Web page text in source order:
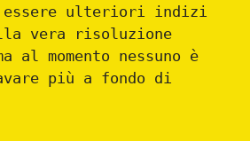
essere ulteriori indizi
vera risoluzione
al momento nessuno è
più a fondo di